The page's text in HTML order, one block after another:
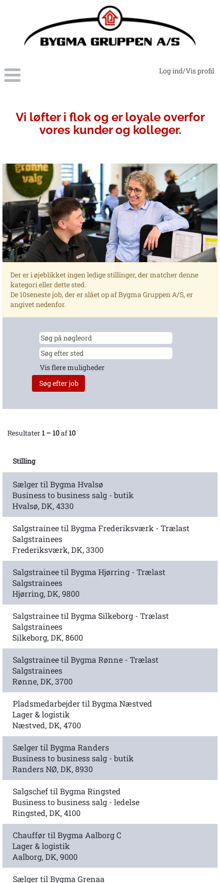
Log ind/Vis profil
Vi løfter i flok og er loyale overfor
vores kunder og kolleger.
Der er i øjeblikket ingen ledige stillinger, der matcher denne
kategori eller dette sted.
De 10seneste job, der er slået op af Bygma Gruppen A/S, er
angivet nedenfor.
Vis flere muligheder
Resultater1 – 10af10
Stilling
Sælger til Bygma Hvalsø
Business to business salg - butik
Hvalsø, DK, 4330
Salgstrainee til Bygma Frederiksværk - Trælast
Salgstrainees
Frederiksværk, DK, 3300
Salgstrainee til Bygma Hjørring - Trælast
Salgstrainees
Hjørring, DK, 9800
Salgstrainee til Bygma Silkeborg - Trælast
Salgstrainees
Silkeborg, DK, 8600
Salgstrainee til Bygma Rønne - Trælast
Salgstrainees
Rønne, DK, 3700
Pladsmedarbejder til Bygma Næstved
Lager & logistik
Næstved, DK, 4700
Sælger til Bygma Randers
Business to business salg - butik
Randers NØ, DK, 8930
Salgschef til Bygma Ringsted
Business to business salg - ledelse
Ringsted, DK, 4100
Chauffør til Bygma Aalborg C
Lager & logistik
Aalborg, DK, 9000
Sælger til Bygma Grenaa